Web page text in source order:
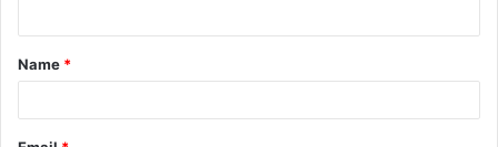
Name *